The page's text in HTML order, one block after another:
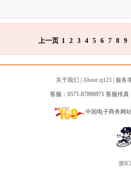
上一页 1 2 3 4 5 6 7 8 9
关于我们 About zj123| 服务
客服：0571-87896971 客服传真
中国电子商务网
浙